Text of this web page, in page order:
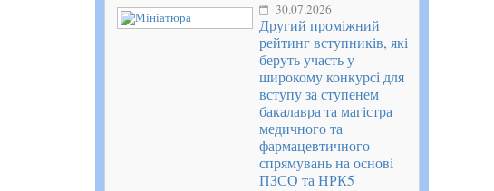
30.07.2026
Другий проміжний
рейтинг вступників, які
беруть участь у
широкому конкурсі для
вступу за ступенем
бакалавра та магістра
медичного та
фармацевтичного
спрямувань на основі
ПЗСО та НРК5